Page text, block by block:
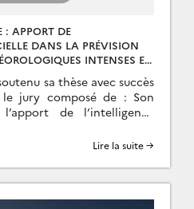
: APPORT DE
DANS LA PRÉVISION
INTENSES EN
sa thèse avec succès
jury composé de : Son
de l’intelligence
Lire la suite →